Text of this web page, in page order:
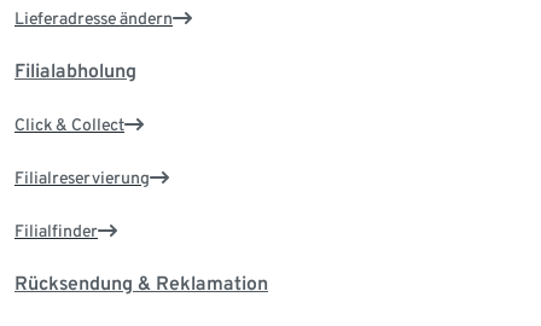
Lieferadresse ändern
Filialabholung
Click & Collect
Filialreservierung
Filialfinder
Rücksendung & Reklamation